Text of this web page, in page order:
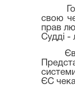
свою
прав
Судді -
ЄС